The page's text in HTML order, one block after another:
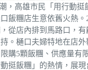
，高雄市民「用行動挺
飯糰店生意依舊火熱。
從店內排到馬路口，
。樋口夫婦特地在店外
購5顆飯糰、供應量有
挺飯糰」的熱情，展現